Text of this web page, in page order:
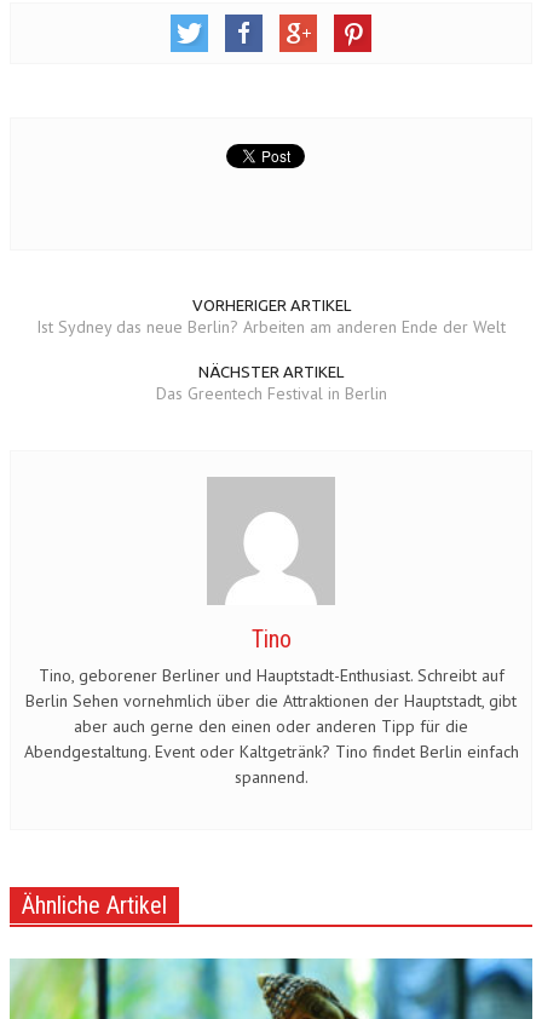
VORHERIGER ARTIKEL
Ist Sydney das neue Berlin? Arbeiten am anderen Ende der Welt
NÄCHSTER ARTIKEL
Das Greentech Festival in Berlin
Tino
Tino, geborener Berliner und Hauptstadt-Enthusiast. Schreibt auf
Berlin Sehen vornehmlich über die Attraktionen der Hauptstadt, gibt
aber auch gerne den einen oder anderen Tipp für die
Abendgestaltung. Event oder Kaltgetränk? Tino findet Berlin einfach
spannend.
Ähnliche Artikel